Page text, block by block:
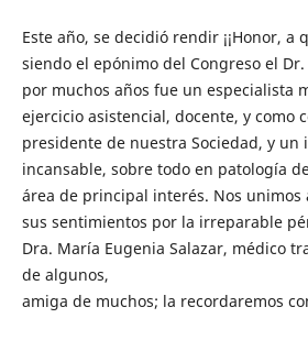
Este año, se decidió rendir ¡¡Honor, a
siendo el epónimo del Congreso el
por muchos años fue un especialista
ejercicio asistencial, docente, y como
presidente de nuestra Sociedad, y un
incansable, sobre todo en patología
área de principal interés. Nos unimos
sus sentimientos por la irreparable
Dra. María Eugenia Salazar, médico
de algunos,
amiga de muchos; la recordaremos